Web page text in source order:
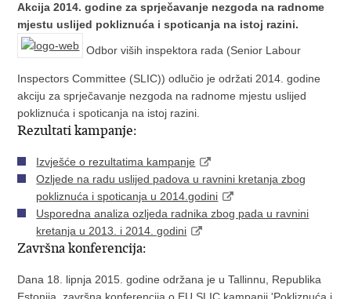
Akcija 2014. godine za sprječavanje nezgoda na radnome
mjestu uslijed pokliznuća i spoticanja na istoj razini.
Odbor viših inspektora rada (Senior Labour
Inspectors Committee (SLIC)) odlučio je održati 2014. godine
akciju za sprječavanje nezgoda na radnome mjestu uslijed
pokliznuća i spoticanja na istoj razini.
Rezultati kampanje:
Izvješće o rezultatima kampanje
Ozljede na radu uslijed padova u ravnini kretanja zbog
pokliznuća i spoticanja u 2014.godini
Usporedna analiza ozljeda radnika zbog pada u ravnini
kretanja u 2013. i 2014. godini
Završna konferencija:
Dana 18. lipnja 2015. godine održana je u Tallinnu, Republika